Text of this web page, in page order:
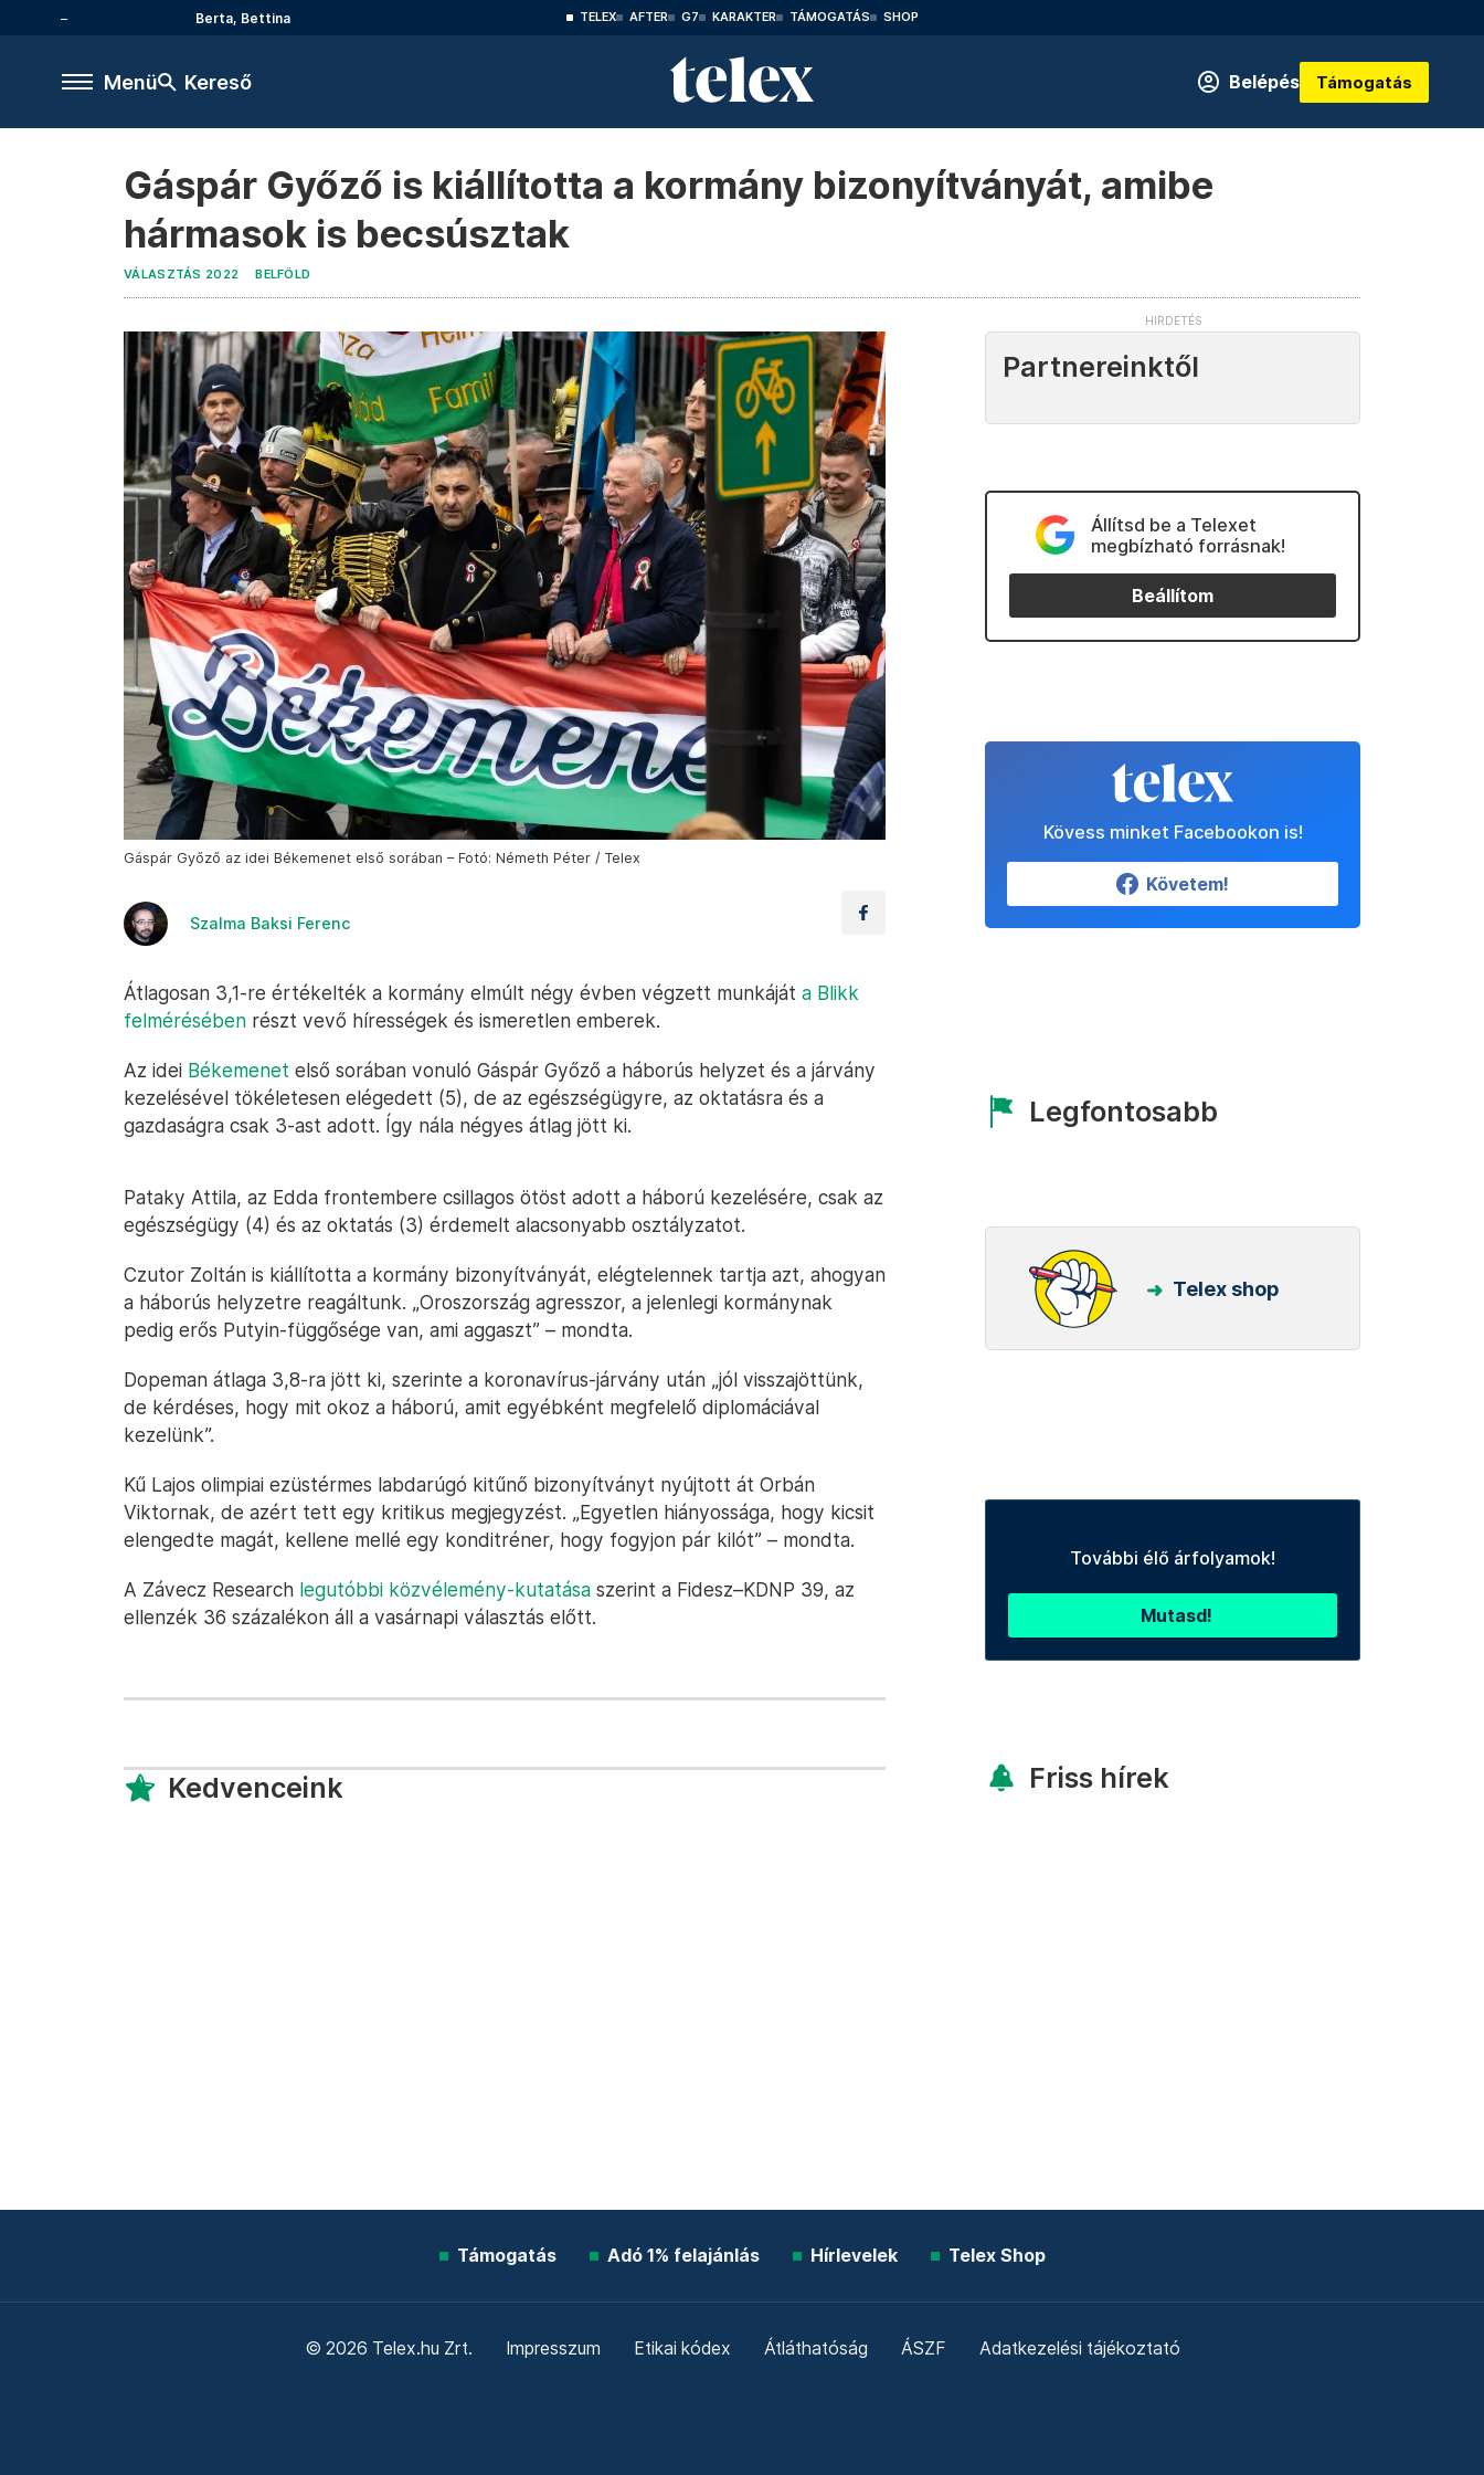
Berta, Bettina TELEX AFTER G7 KARAKTER TÁMOGATÁS SHOP
Menü Kereső Belépés Támogatás
Gáspár Győző is kiállította a kormány bizonyítványát, amibe
hármasok is becsúsztak
VÁLASZTÁS 2022 BELFÖLD
Gáspár Győző az idei Békemenet első sorában – Fotó: Németh Péter / Telex
Szalma Baksi Ferenc
Átlagosan 3,1-re értékelték a kormány elmúlt négy évben végzett munkáját a Blikk
felmérésében részt vevő hírességek és ismeretlen emberek.
Az idei Békemenet első sorában vonuló Gáspár Győző a háborús helyzet és a járvány
kezelésével tökéletesen elégedett (5), de az egészségügyre, az oktatásra és a
gazdaságra csak 3-ast adott. Így nála négyes átlag jött ki.
Pataky Attila, az Edda frontembere csillagos ötöst adott a háború kezelésére, csak az
egészségügy (4) és az oktatás (3) érdemelt alacsonyabb osztályzatot.
Czutor Zoltán is kiállította a kormány bizonyítványát, elégtelennek tartja azt, ahogyan
a háborús helyzetre reagáltunk. „Oroszország agresszor, a jelenlegi kormánynak
pedig erős Putyin-függősége van, ami aggaszt” – mondta.
Dopeman átlaga 3,8-ra jött ki, szerinte a koronavírus-járvány után „jól visszajöttünk,
de kérdéses, hogy mit okoz a háború, amit egyébként megfelelő diplomáciával
kezelünk”.
Kű Lajos olimpiai ezüstérmes labdarúgó kitűnő bizonyítványt nyújtott át Orbán
Viktornak, de azért tett egy kritikus megjegyzést. „Egyetlen hiányossága, hogy kicsit
elengedte magát, kellene mellé egy konditréner, hogy fogyjon pár kilót” – mondta.
A Závecz Research legutóbbi közvélemény-kutatása szerint a Fidesz–KDNP 39, az
ellenzék 36 százalékon áll a vasárnapi választás előtt.
Kedvenceink
Partnereinktől
Állítsd be a Telexet
megbízható forrásnak!
Beállítom
Kövess minket Facebookon is!
Követem!
Legfontosabb
Telex shop
További élő árfolyamok!
Mutasd!
Friss hírek
Támogatás Adó 1% felajánlás Hírlevelek Telex Shop
© 2026 Telex.hu Zrt. Impresszum Etikai kódex Átláthatóság ÁSZF Adatkezelési tájékoztató